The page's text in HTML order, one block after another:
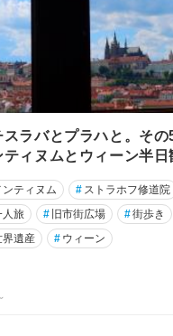
スラバとプラハと。その
ィヌムとウィーン半日
ンティヌム # ストラホフ修道院
人旅 # 旧市街広場 #街歩き
界遺産 # ウィーン